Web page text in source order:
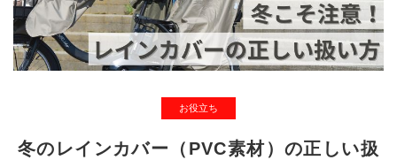
お役立ち
冬のレインカバー（PVC素材）の正しい扱